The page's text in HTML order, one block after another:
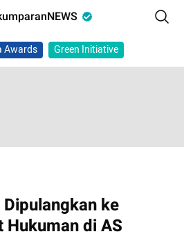
Awards Green Initiative
ke
di AS